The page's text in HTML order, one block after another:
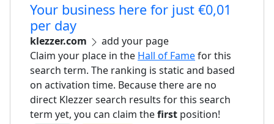
Your business here for just €0,01
per day
klezzer.com
add your page
Claim your place in the Hall of Famefor this
search term. The ranking is static and based
on activation time. Because there are no
direct Klezzer search results for this search
term yet, you can claim thefirst position!